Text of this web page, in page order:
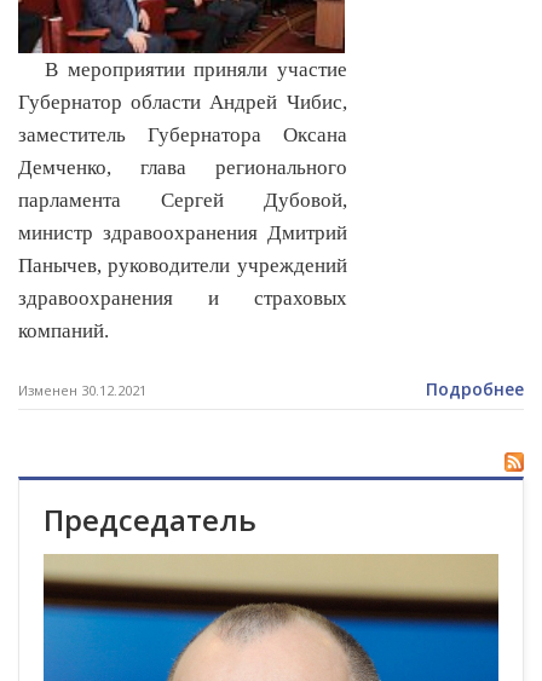
В мероприятии приняли участие
Губернатор области Андрей Чибис,
заместитель Губернатора Оксана
Демченко, глава регионального
парламента Сергей Дубовой,
министр здравоохранения Дмитрий
Панычев, руководители учреждений
здравоохранения и страховых
компаний.
Изменен 30.12.2021 Подробнее
Председатель